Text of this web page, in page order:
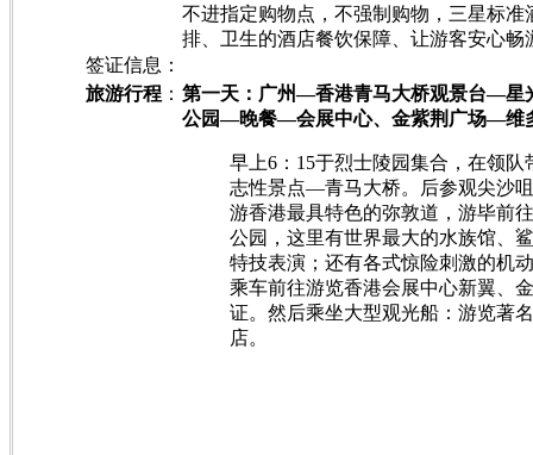
不进指定购物点，不强制购物，三星标
排、卫生的酒店餐饮保障、让游客安心畅
签证信息：
旅游行程 ： 第一天：广州—香港青马大桥观景台—
公园—晚餐—会展中心、金紫荆广场—维
早上6：15于烈士陵园集合，在领
志性景点—青马大桥。后参观尖沙
游香港最具特色的弥敦道，游毕前
公园，这里有世界最大的水族馆、
特技表演；还有各式惊险刺激的机
乘车前往游览香港会展中心新翼、
证。然后乘坐大型观光船：游览著
店。